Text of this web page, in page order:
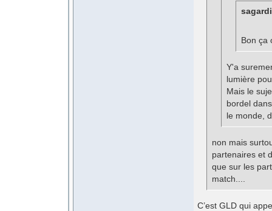
Bon ça
Y'a
lumière
Mais le
bordel
le monde,
non mais
partenaires et
que sur les
match....
C’est GLD qui